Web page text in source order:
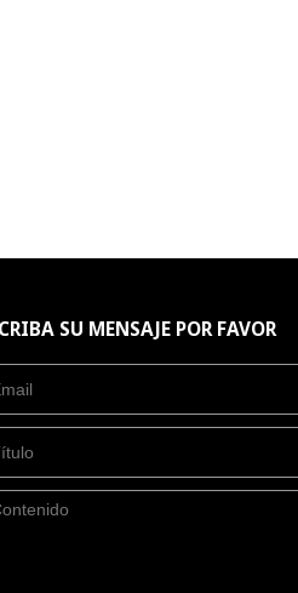
SU MENSAJE POR FAVOR